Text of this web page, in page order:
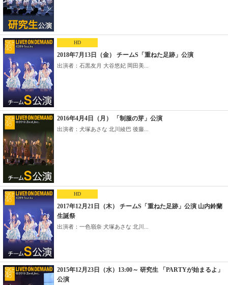
HD
2018年7月13日（金） チームS「重ねた足跡」公演
出演者：石黒友月 大谷悠妃 岡田美...
2016年4月4日（月） 「制服の芽」公演
出演者：犬塚あさな 北川綾巴 後藤...
HD
2017年12月21日（木） チームS「重ねた足跡」公演 山内鈴蘭
生誕祭
出演者：一色嶺奈 犬塚あさな 北川...
2015年12月23日（水）13:00～ 研究生 「PARTYが始まるよ」
公演